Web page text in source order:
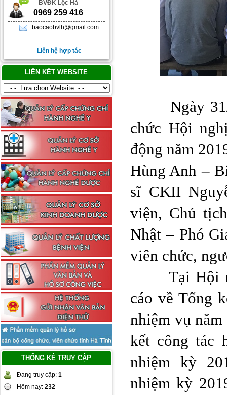
BVĐK Lộc Hà
0969 259 416
baocaobvlh@gmail.com
Liên hệ hợp tác
LIÊN KẾT WEBSITE
THỐNG KÊ TRUY CẬP
Đang truy cập: 1
Hôm nay: 232
Ngày 31/
chức Hội
động năm
Hùng Anh –
sĩ CKII
viện, Chủ
Nhật – Phó
viên chức,
Tại Hội
cáo về Tổng
nhiệm vụ
kết công tác
nhiệm kỳ
nhiệm kỳ